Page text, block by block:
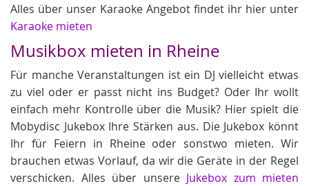
Alles über unser Karaoke Angebot findet ihr hier unter
Karaoke mieten
Musikbox mieten in Rheine
Für manche Veranstaltungen ist ein DJ vielleicht etwas
zu viel oder er passt nicht ins Budget? Oder Ihr wollt
einfach mehr Kontrolle über die Musik? Hier spielt die
Mobydisc Jukebox Ihre Stärken aus. Die Jukebox könnt
Ihr für Feiern in Rheine oder sonstwo mieten. Wir
brauchen etwas Vorlauf, da wir die Geräte in der Regel
verschicken. Alles über unsere Jukebox zum mieten